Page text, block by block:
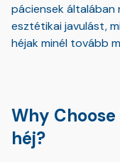
páciensek általában
esztétikai javulást,
héjak minél tovább
Why
héj?